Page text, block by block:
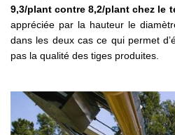
9,3/plant contre 8,2/plant chez le
appréciée par la hauteur le
dans les deux cas ce qui permet
pas la qualité des tiges produites.